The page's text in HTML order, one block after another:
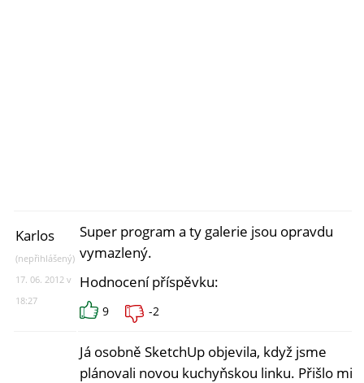
Karlos
(nepřihlášený)
17. 06. 2012 v
18:27
Super program a ty galerie jsou opravdu
vymazlený.
Hodnocení příspěvku:
9 -2
Já osobně SketchUp objevila, když jsme
plánovali novou kuchyňskou linku. Přišlo mi